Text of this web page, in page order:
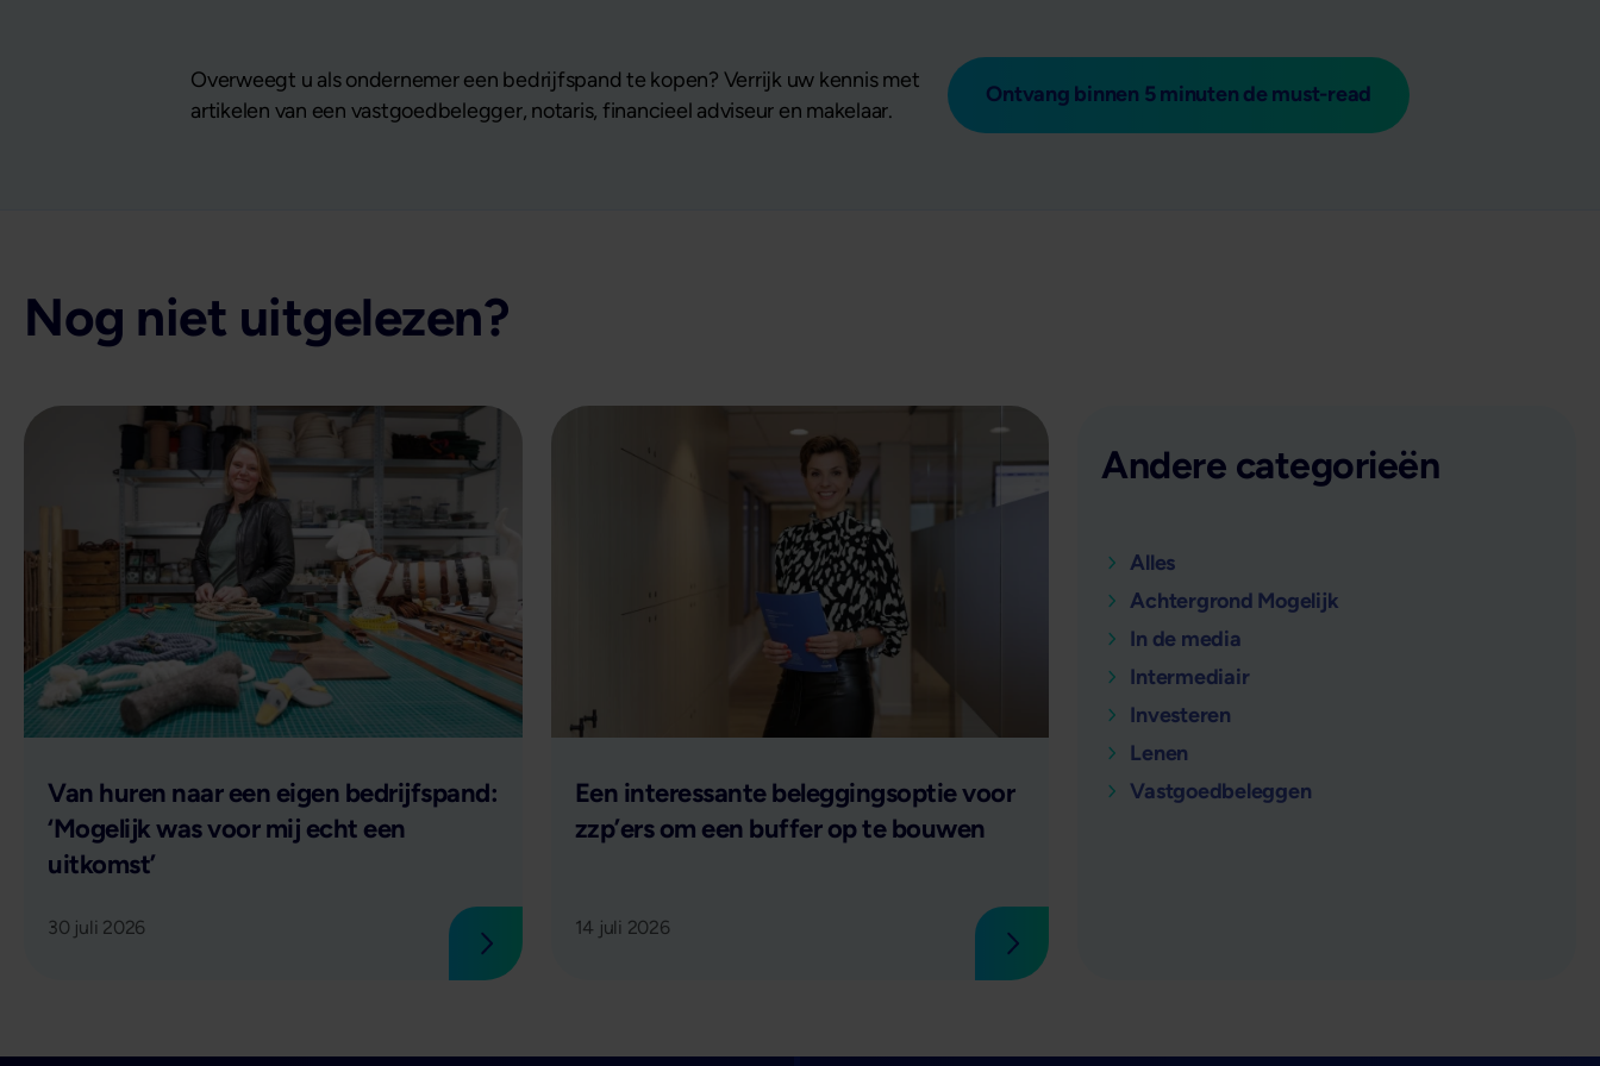
Overweegt u als ondernemer een bedrijfspand te kopen? Verrijk uw kennis met
artikelen van een vastgoedbelegger, notaris, financieel adviseur en makelaar.
Ontvang binnen 5 minuten de must-read
Nog niet uitgelezen?
Lees verder
Van huren naar een eigen bedrijfspand:
‘Mogelijk was voor mij echt een
uitkomst’
30 juli 2026
Lees verder
Lees verder
Een interessante beleggingsoptie voor
zzp’ers om een buffer op te bouwen
14 juli 2026
Lees verder
Andere categorieën
Alles
Achtergrond Mogelijk
In de media
Intermediair
Investeren
Lenen
Vastgoedbeleggen